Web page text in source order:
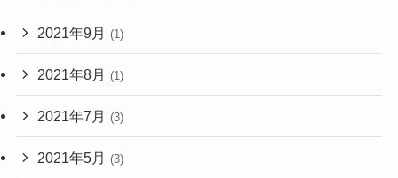
2021年9月 (1)
2021年8月 (1)
2021年7月 (3)
2021年5月 (3)